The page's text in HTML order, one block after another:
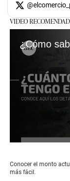
@
VIDEO
of
2
Conocer el monto
más fácil.